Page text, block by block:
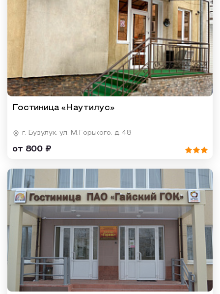
Гостиница «Наутилус»
г. Бузулук, ул. М.Горького, д. 48
от 800 ₽